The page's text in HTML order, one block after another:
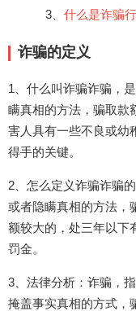
3、 什么是诈骗
诈骗的定义
1、什么叫诈骗诈骗，
瞒真相的方法，骗取款
害人具有一些不良或幼
得手的关键。
2、怎么定义诈骗诈骗
或者隐瞒真相的方法，
额较大的，处三年以下
罚金。
3、法律分析：诈骗，
掩盖事实真相的方式，